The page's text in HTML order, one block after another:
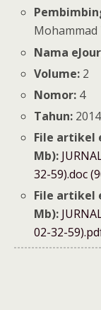
Mohammad
Nama
Volume: 2
Nomor: 4
Tahun: 2014
File artikel
Mb):
32-59).doc
File artikel
Mb):
02-32-